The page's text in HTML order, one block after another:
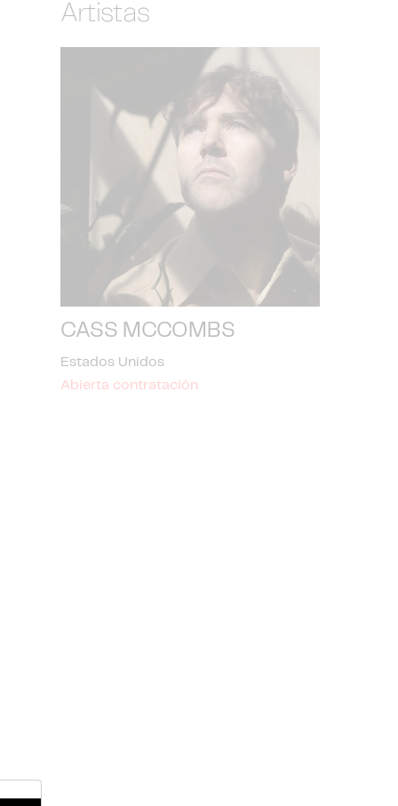
Artistas
CASS MCCOMBS
Estados Unidos
Abierta contratación